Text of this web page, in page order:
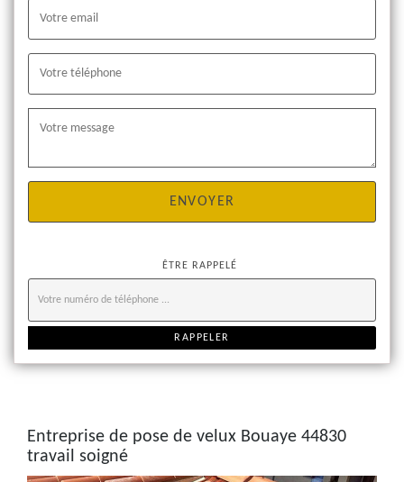
ÊTRE RAPPELÉ
Entreprise de pose de velux Bouaye 44830
travail soigné